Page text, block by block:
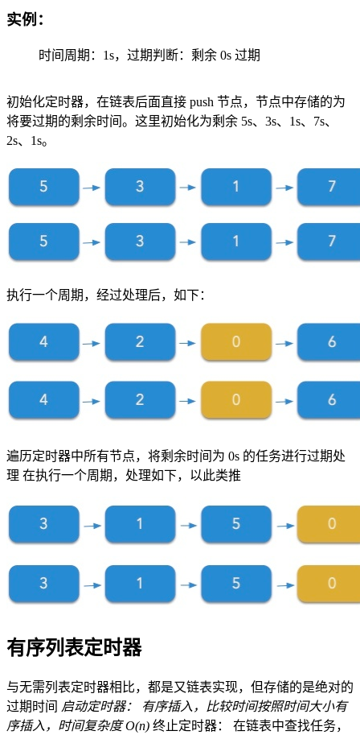
实例：
时间周期：1s，过期判断：剩余 0s 过期
初始化定时器，在链表后面直接 push 节点，节点中存储的为
将要过期的剩余时间。这里初始化为剩余 5s、3s、1s、7s、
2s、1s。
执行一个周期，经过处理后，如下：
遍历定时器中所有节点，将剩余时间为 0s 的任务进行过期处
理 在执行一个周期，处理如下，以此类推
有序列表定时器
与无需列表定时器相比，都是又链表实现，但存储的是绝对的
过期时间 启动定时器： 有序插入，比较时间按照时间大小有
序插入，时间复杂度 O(n) 终止定时器： 在链表中查找任务，